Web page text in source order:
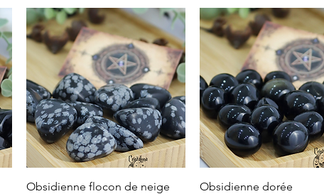
Aperçu rapide
Obsidienne flocon de neige
Aperçu rapide
Obsidienne dorée